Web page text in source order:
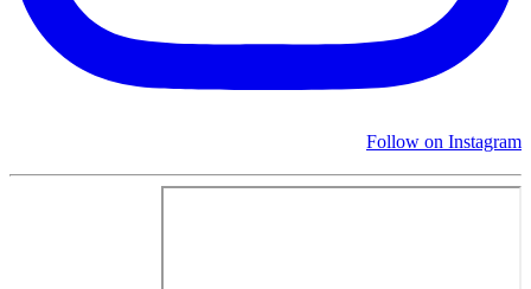
Follow on Instagram